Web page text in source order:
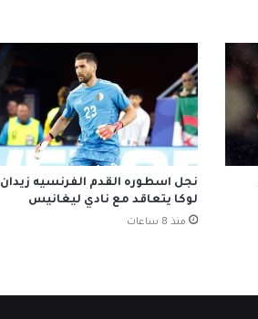
نجل اسطوره القدم الفرنسيه زيدان
لوكا يتعاقد مع نادي ليغانيس
منذ 8 ساعات